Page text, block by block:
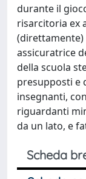
durante il
risarcitoria ex
assicuratrice
della scuola
presupposti e
insegnanti,
riguardanti
da un lato, e
Scheda